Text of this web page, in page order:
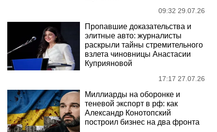
09:32 29.07.26
Пропавшие доказательства и
элитные авто: журналисты
раскрыли тайны стремительного
взлета чиновницы Анастасии
Куприяновой
17:17 27.07.26
Миллиарды на оборонке и
теневой экспорт в рф: как
Александр Конотопский
построил бизнес на два фронта